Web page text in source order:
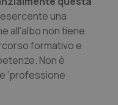
una
all’albo non tiene
formativo e
Non è
‘professione